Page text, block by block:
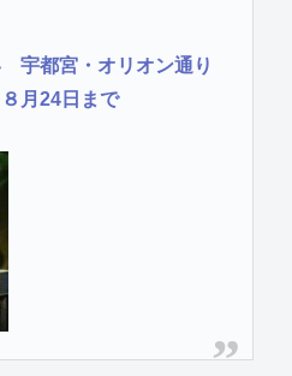
宇都宮・オリオン通り
月24日まで